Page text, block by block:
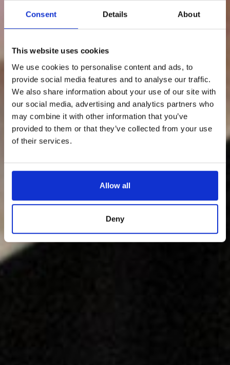
Consent Details About
This website uses cookies
We use cookies to personalise content and ads, to
provide social media features and to analyse our traffic.
We also share information about your use of our site with
our social media, advertising and analytics partners who
may combine it with other information that you’ve
provided to them or that they’ve collected from your use
of their services.
Allow all
Deny